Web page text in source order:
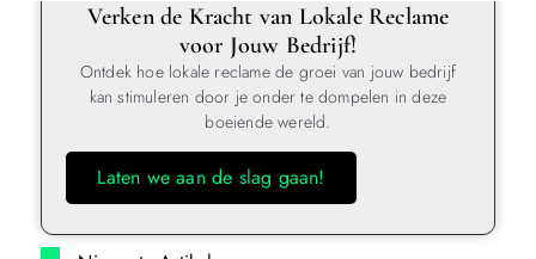
Verken de Kracht van Lokale Reclame
voor Jouw Bedrijf!
Ontdek hoe lokale reclame de groei van jouw bedrijf
kan stimuleren door je onder te dompelen in deze
boeiende wereld.
Laten we aan de slag gaan!